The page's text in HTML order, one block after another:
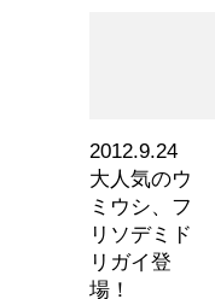
2012.9.24
大人気のウ
ミウシ、フ
リソデミド
リガイ登
場！